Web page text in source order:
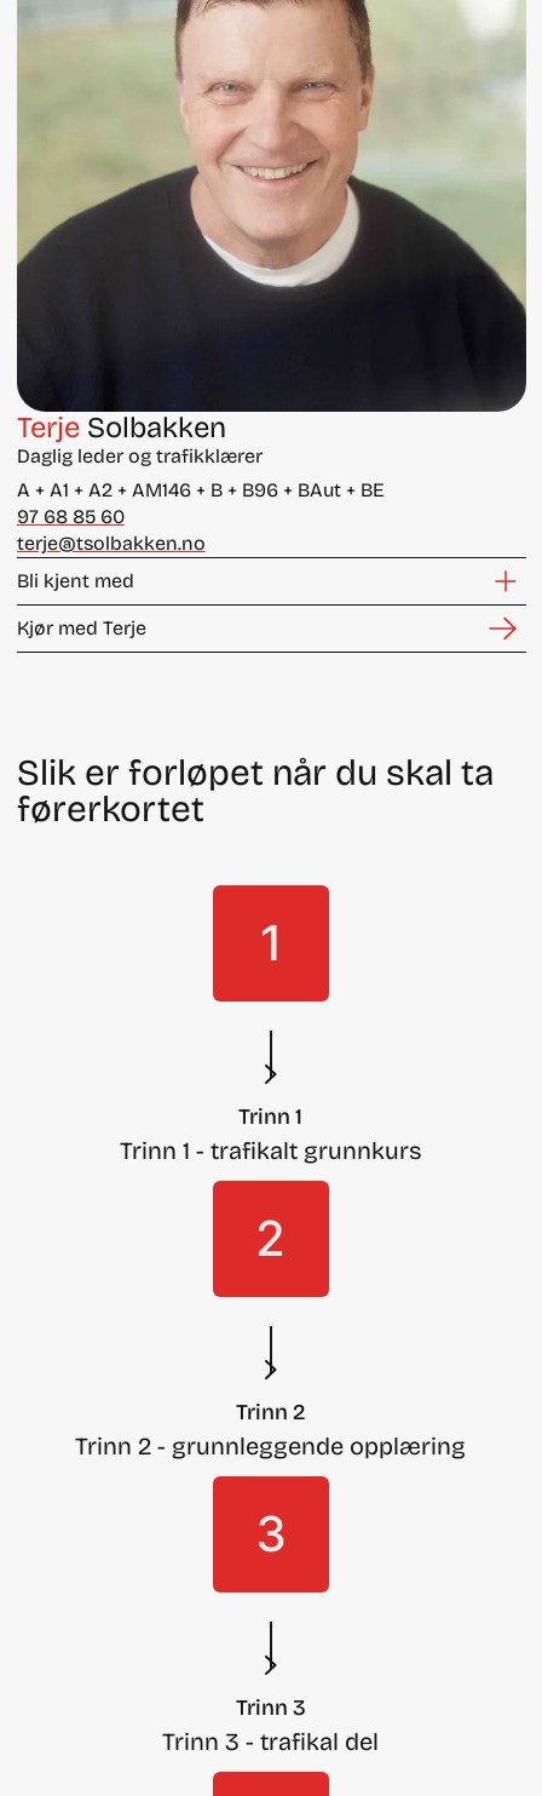
Terje Solbakken
Daglig leder og trafikklærer
A + A1 + A2 + AM146 + B + B96 + BAut + BE
97 68 85 60
terje@tsolbakken.no
Bli kjent med
Kjør med Terje
Slik er forløpet når du skal ta
førerkortet
1
Trinn 1
Trinn 1 - trafikalt grunnkurs
2
Trinn 2
Trinn 2 - grunnleggende opplæring
3
Trinn 3
Trinn 3 - trafikal del